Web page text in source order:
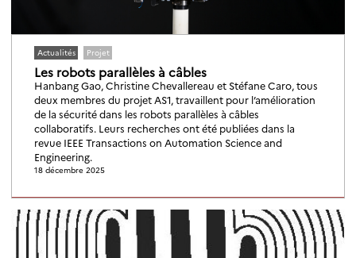
Actualités Projet
Les robots parallèles à câbles
Hanbang Gao, Christine Chevallereau et Stéfane Caro, tous
deux membres du projet AS1, travaillent pour l’amélioration
de la sécurité dans les robots parallèles à câbles
collaboratifs. Leurs recherches ont été publiées dans la
revue IEEE Transactions on Automation Science and
Engineering.
18 décembre 2025